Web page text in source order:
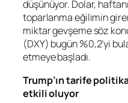
düşünüyor. Dolar,
toparlanma eğilimin
miktar gevşeme söz
(DXY) bugün %0,2’yi
etmeye başladı.
Trump’ın tarife
etkili oluyor